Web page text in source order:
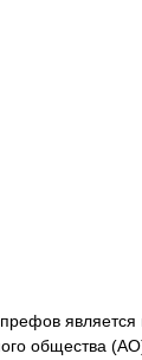
общества